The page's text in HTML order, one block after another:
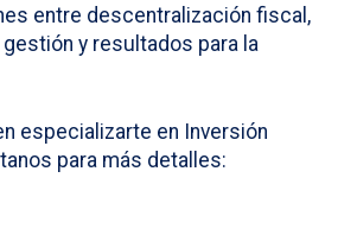
entre descentralización fiscal,
y resultados para la
especializarte en Inversión
para más detalles: